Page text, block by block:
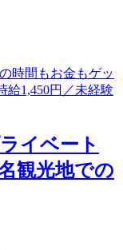
イベート
観光地での